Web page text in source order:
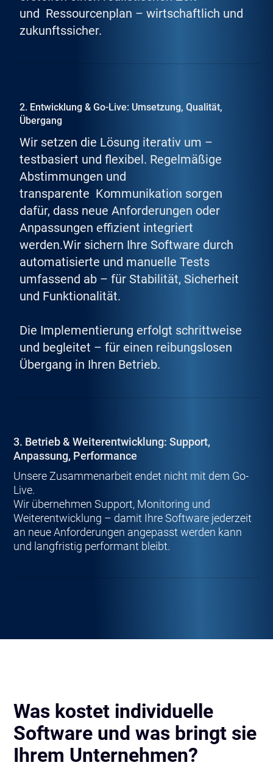
und Ressourcenplan – wirtschaftlich und
zukunftssicher.
2. Entwicklung & Go-Live: Umsetzung, Qualität,
Übergang
Wir setzen die Lösung iterativ um –
testbasiert und flexibel. Regelmäßige
Abstimmungen und
transparente Kommunikation sorgen
dafür, dass neue Anforderungen oder
Anpassungen effizient integriert
werden.Wir sichern Ihre Software durch
automatisierte und manuelle Tests
umfassend ab – für Stabilität, Sicherheit
und Funktionalität.
Die Implementierung erfolgt schrittweise
und begleitet – für einen reibungslosen
Übergang in Ihren Betrieb.
3. Betrieb & Weiterentwicklung: Support,
Anpassung, Performance
Unsere Zusammenarbeit endet nicht mit dem Go-
Live.
Wir übernehmen Support, Monitoring und
Weiterentwicklung – damit Ihre Software jederzeit
an neue Anforderungen angepasst werden kann
und langfristig performant bleibt.
Was kostet individuelle
Software und was bringt sie
Ihrem Unternehmen?